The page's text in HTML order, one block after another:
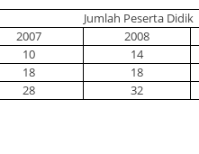
Jumlah Peserta Didik
2007
2008
10
14
18
18
28 32